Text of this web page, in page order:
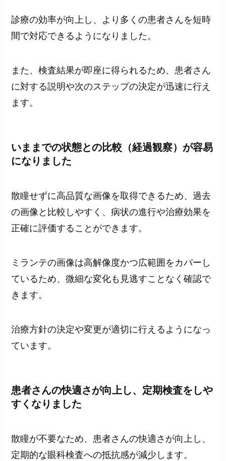
診療の効率が向上し、より多くの患者さんを短時
間で対応できるようになりました。
また、検査結果が即座に得られるため、患者さん
に対する説明や次のステップの決定が迅速に行え
ます。
いままでの状態との比較（経過観察）が容易
になりました
散瞳せずに高品質な画像を取得できるため、過去
の画像と比較しやすく、病状の進行や治療効果を
正確に評価することができます。
ミランテの画像は高解像度かつ広範囲をカバーし
ているため、微細な変化も見逃すことなく確認で
きます。
治療方針の決定や変更が適切に行えるようになっ
ています。
患者さんの快適さが向上し、定期検査をしや
すくなりました
散瞳が不要なため、患者さんの快適さが向上し、
定期的な眼科検査への抵抗感が減少します。